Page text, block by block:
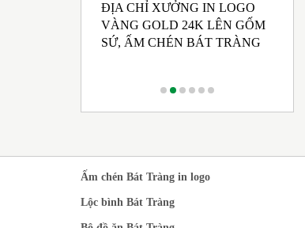
ĐỊA CHỈ XƯỞNG IN LOGO
VÀNG GOLD 24K LÊN GỐM
SỨ, ẤM CHÉN BÁT TRÀNG
Ấm chén Bát Tràng in logo
Lộc bình Bát Tràng